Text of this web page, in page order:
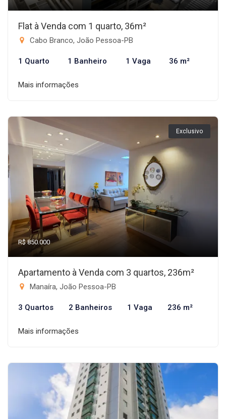
Flat à Venda com 1 quarto, 36m²
Cabo Branco, João Pessoa-PB
1 Quarto 1 Banheiro 1 Vaga 36 m²
Mais informações
Exclusivo
R$ 850.000
Apartamento à Venda com 3 quartos, 236m²
Manaíra, João Pessoa-PB
3 Quartos 2 Banheiros 1 Vaga 236 m²
Mais informações